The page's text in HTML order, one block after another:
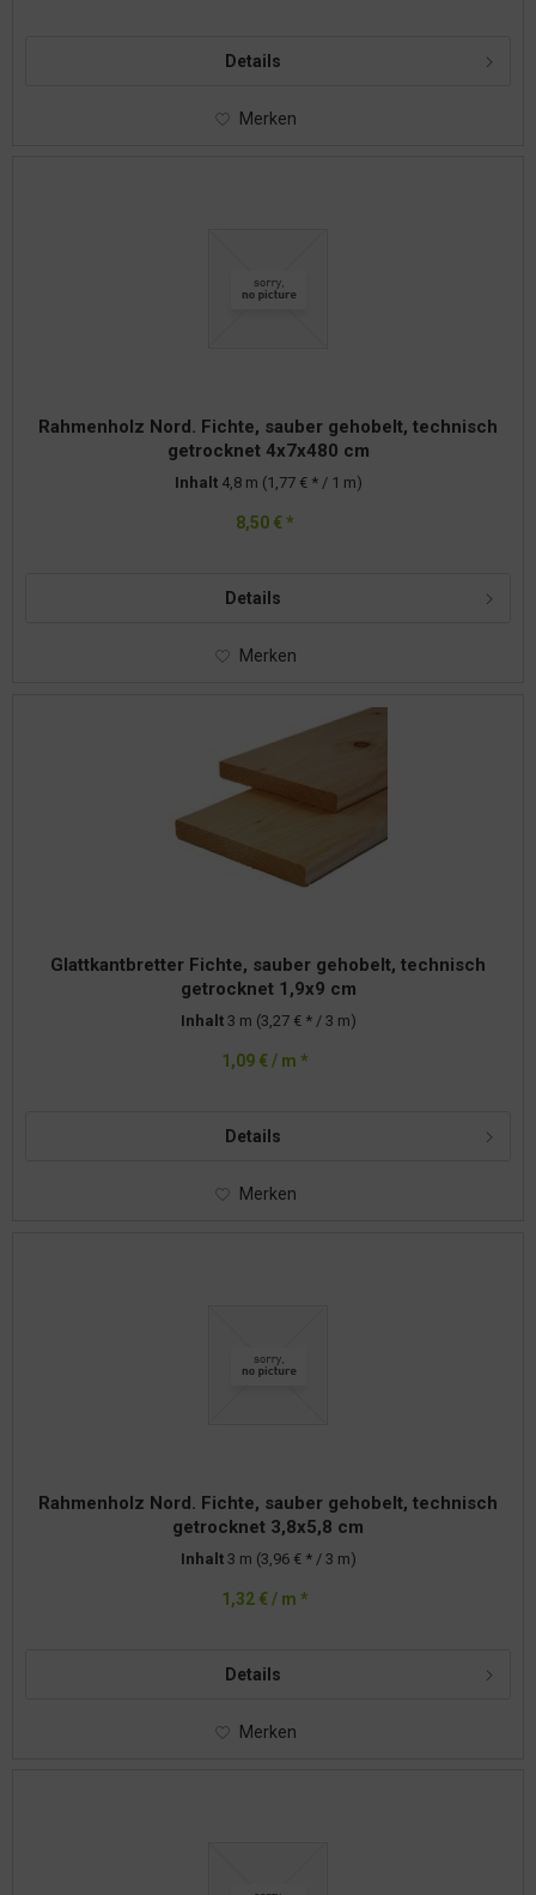
Details
Merken
Rahmenholz Nord. Fichte, sauber gehobelt, technisch
getrocknet 4x7x480 cm
Inhalt 4,8 m (1,77 € * / 1 m)
8,50 € *
Details
Merken
Glattkantbretter Fichte, sauber gehobelt, technisch
getrocknet 1,9x9 cm
Inhalt 3 m (3,27 € * / 3 m)
1,09 € / m *
Details
Merken
Rahmenholz Nord. Fichte, sauber gehobelt, technisch
getrocknet 3,8x5,8 cm
Inhalt 3 m (3,96 € * / 3 m)
1,32 € / m *
Details
Merken